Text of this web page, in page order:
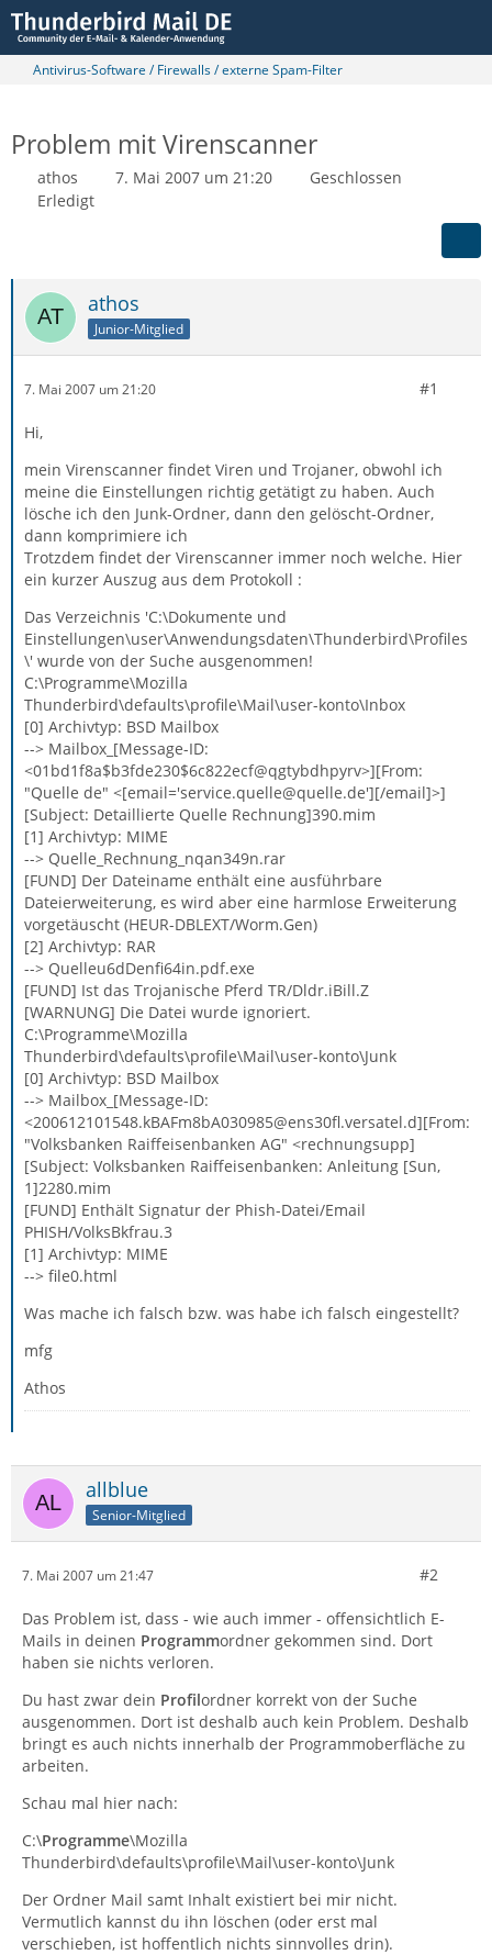
Antivirus-Software / Firewalls / externe Spam-Filter
Problem mit Virenscanner
athos 7. Mai 2007 um 21:20
Geschlossen
Erledigt
athos
Junior-Mitglied
7. Mai 2007 um 21:20 #1
Hi,
mein Virenscanner findet Viren und Trojaner, obwohl ich
meine die Einstellungen richtig getätigt zu haben. Auch
lösche ich den Junk-Ordner, dann den gelöscht-Ordner,
dann komprimiere ich
Trotzdem findet der Virenscanner immer noch welche. Hier
ein kurzer Auszug aus dem Protokoll :
Das Verzeichnis 'C:\Dokumente und
Einstellungen\user\Anwendungsdaten\Thunderbird\Profiles
\' wurde von der Suche ausgenommen!
C:\Programme\Mozilla
Thunderbird\defaults\profile\Mail\user-konto\Inbox
[0] Archivtyp: BSD Mailbox
--> Mailbox_[Message-ID:
<01bd1f8a$b3fde230$6c822ecf@qgtybdhpyrv>][From:
"Quelle de" <[email='service.quelle@quelle.de'][/email]>]
[Subject: Detaillierte Quelle Rechnung]390.mim
[1] Archivtyp: MIME
--> Quelle_Rechnung_nqan349n.rar
[FUND] Der Dateiname enthält eine ausführbare
Dateierweiterung, es wird aber eine harmlose Erweiterung
vorgetäuscht (HEUR-DBLEXT/Worm.Gen)
[2] Archivtyp: RAR
--> Quelleu6dDenfi64in.pdf.exe
[FUND] Ist das Trojanische Pferd TR/Dldr.iBill.Z
[WARNUNG] Die Datei wurde ignoriert.
C:\Programme\Mozilla
Thunderbird\defaults\profile\Mail\user-konto\Junk
[0] Archivtyp: BSD Mailbox
--> Mailbox_[Message-ID:
<200612101548.kBAFm8bA030985@ens30fl.versatel.d][From:
"Volksbanken Raiffeisenbanken AG" <rechnungsupp]
[Subject: Volksbanken Raiffeisenbanken: Anleitung [Sun,
1]2280.mim
[FUND] Enthält Signatur der Phish-Datei/Email
PHISH/VolksBkfrau.3
[1] Archivtyp: MIME
--> file0.html
Was mache ich falsch bzw. was habe ich falsch eingestellt?
mfg
Athos
allblue
Senior-Mitglied
7. Mai 2007 um 21:47 #2
Das Problem ist, dass - wie auch immer - offensichtlich E-
Mails in deinen Programmordner gekommen sind. Dort
haben sie nichts verloren.
Du hast zwar dein Profilordner korrekt von der Suche
ausgenommen. Dort ist deshalb auch kein Problem. Deshalb
bringt es auch nichts innerhalb der Programmoberfläche zu
arbeiten.
Schau mal hier nach:
C:\Programme\Mozilla
Thunderbird\defaults\profile\Mail\user-konto\Junk
Der Ordner Mail samt Inhalt existiert bei mir nicht.
Vermutlich kannst du ihn löschen (oder erst mal
verschieben, ist hoffentlich nichts sinnvolles drin).